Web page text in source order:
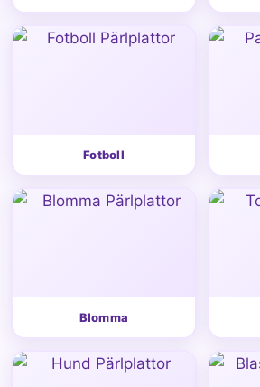
Fotboll
Blomma